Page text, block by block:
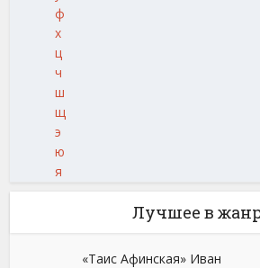
ф
х
ц
ч
ш
щ
э
ю
я
Лучшее в
«Таис Афинская» Иван